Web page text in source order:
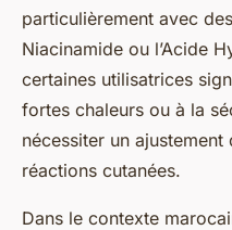
particulièrement avec
Niacinamide ou l’Acide
certaines utilisatrices
fortes chaleurs ou à la
nécessiter un
réactions cutanées.
Dans le contexte